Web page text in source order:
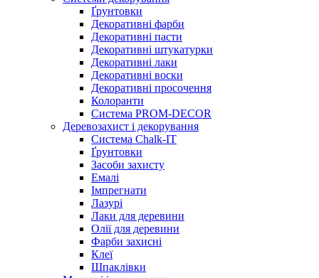
Ґрунтовки
Декоративні фарби
Декоративні пасти
Декоративні штукатурки
Декоративні лаки
Декоративні воски
Декоративні просочення
Колоранти
Система PROM-DECOR
Деревозахист і декорування
Система Chalk-IT
Ґрунтовки
Засоби захисту
Емалі
Імпрегнати
Лазурі
Лаки для деревини
Олії для деревини
Фарби захисні
Клеї
Шпаклівки